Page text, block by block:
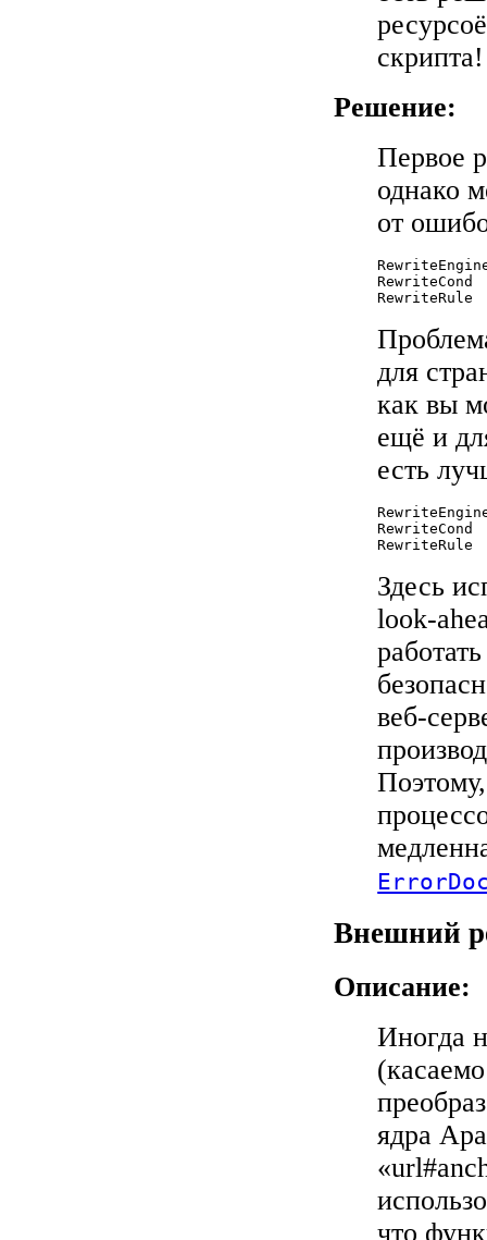
скрипта!
Решение:
Первое
однако
от
RewriteCond
для
как вы
ещё и
есть
RewriteCond
Здесь
look-
веб-
Внешний
Описание:
Иногда
ядра
что